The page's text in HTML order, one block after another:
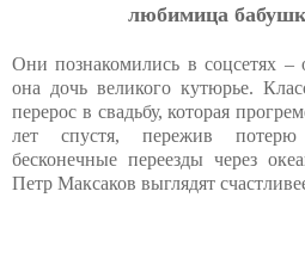
любимицa
Они познакомились в соцсетях –
она дочь великого кутюрье.
перерос в свадьбу, которая
лет спустя, пережив
бесконечные переезды через
Петр Максаков выглядят